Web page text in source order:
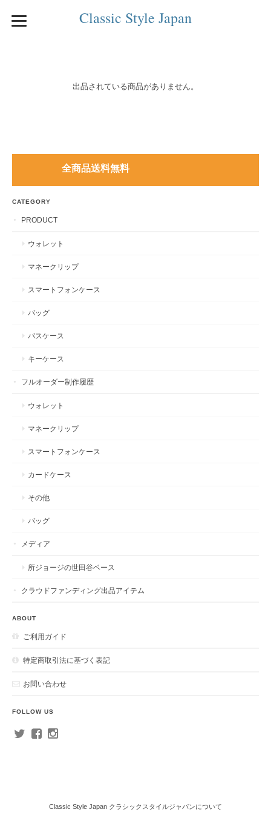
Classic Style Japan
出品されている商品がありません。
全商品送料無料
CATEGORY
PRODUCT
ウォレット
マネークリップ
スマートフォンケース
バッグ
パスケース
キーケース
フルオーダー制作履歴
ウォレット
マネークリップ
スマートフォンケース
カードケース
その他
バッグ
メディア
所ジョージの世田谷ベース
クラウドファンディング出品アイテム
ABOUT
ご利用ガイド
特定商取引法に基づく表記
お問い合わせ
FOLLOW US
Classic Style Japan クラシックスタイルジャパンについて